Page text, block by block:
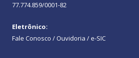
77.774.859/0001-82
Eletrônico:
Fale Conosco / Ouvidoria / e-SIC